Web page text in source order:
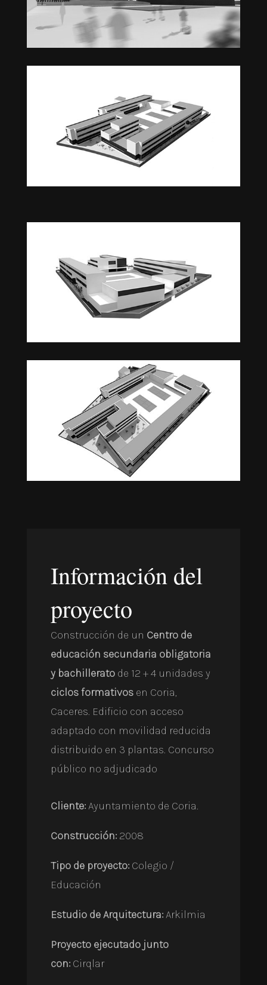
Información del
proyecto
Construcción de un Centro de
educación secundaria obligatoria
y bachilleratode 12 + 4 unidades y
ciclos formativos en Coria,
Caceres. Edificio con acceso
adaptado con movilidad reducida
distribuido en 3 plantas. Concurso
público no adjudicado
Cliente:Ayuntamiento de Coria.
Construcción:2008
Tipo de proyecto:Colegio /
Educación
Estudio de Arquitectura:Arkilmia
Proyecto ejecutado junto
con: Cirqlar